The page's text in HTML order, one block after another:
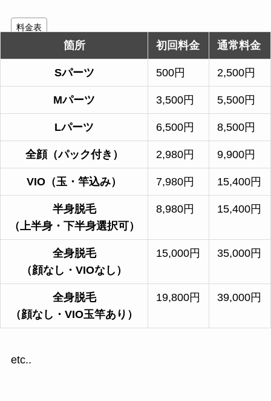
料金表
箇所 初回料金 通常料金
Sパーツ 500円 2,500円
Mパーツ 3,500円 5,500円
Lパーツ 6,500円 8,500円
全顔（パック付き） 2,980円 9,900円
VIO（玉・竿込み） 7,980円 15,400円
半身脱毛
（上半身・下半身選択可）
8,980円 15,400円
全身脱毛
（顔なし・VIOなし）
15,000円 35,000円
全身脱毛
（顔なし・VIO玉竿あり）
19,800円 39,000円
etc..